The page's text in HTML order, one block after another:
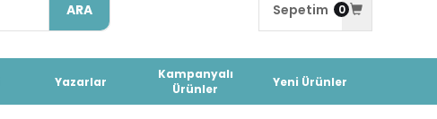
ARA Sepetim 0
Yazarlar
Kampanyalı
Ürünler
Yeni Ürünler